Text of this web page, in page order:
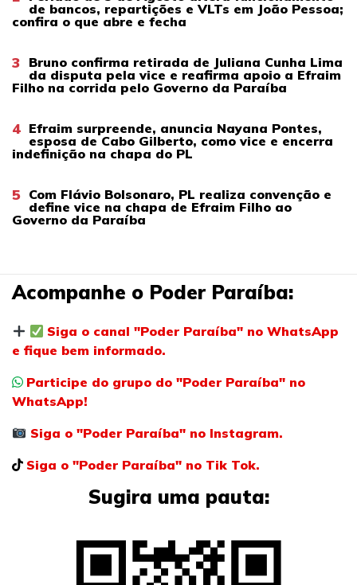
de bancos, repartições e VLTs em João Pessoa;
confira o que abre e fecha
3 Bruno confirma retirada de Juliana Cunha Lima
da disputa pela vice e reafirma apoio a Efraim
Filho na corrida pelo Governo da Paraíba
4 Efraim surpreende, anuncia Nayana Pontes,
esposa de Cabo Gilberto, como vice e encerra
indefinição na chapa do PL
5 Com Flávio Bolsonaro, PL realiza convenção e
define vice na chapa de Efraim Filho ao
Governo da Paraíba
Acompanhe o Poder Paraíba:
Siga o canal "Poder Paraíba" no WhatsApp
e fique bem informado.
Participe do grupo do "Poder Paraíba" no
WhatsApp!
Siga o "Poder Paraíba" no Instagram.
Siga o "Poder Paraíba" no Tik Tok.
Sugira uma pauta: